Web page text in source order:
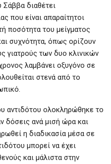
διαθέτει
που είναι απαραίτητοι
ποσότητα του μείγματος
συχνότητα, όπως ορίζουν
γιατρούς των δυο κλινικών
λαμβάνει οξυγόνο σε
στενά από το
αντιδότου ολοκληρώθηκε το
δόσεις ανά μισή ώρα και
η διαδικασία μέσα σε
μπορεί να έχει
και μάλιστα στην